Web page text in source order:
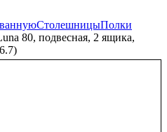
СтолешницыПолки
80, подвесная, 2 ящика,